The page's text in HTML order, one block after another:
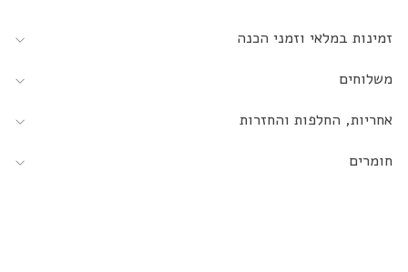
זמינות במלאי וזמני הכנה
משלוחים
אחריות, החלפות והחזרות
חומרים